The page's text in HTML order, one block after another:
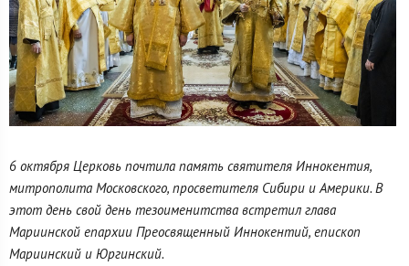
6 октября Церковь почтила память святителя Иннокентия,
митрополита Московского, просветителя Сибири и Америки. В
этот день свой день тезоименитства встретил глава
Мариинской епархии Преосвященный Иннокентий, епископ
Мариинский и Юргинский.